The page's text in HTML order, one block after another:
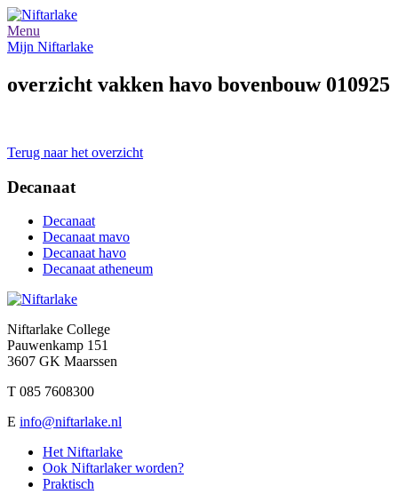
Menu
Mijn Niftarlake
overzicht vakken havo bovenbouw 010925
Terug naar het overzicht
Decanaat
Decanaat
Decanaat mavo
Decanaat havo
Decanaat atheneum
Niftarlake College
Pauwenkamp 151
3607 GK Maarssen
T 085 7608300
E info@niftarlake.nl
Het Niftarlake
Ook Niftarlaker worden?
Praktisch